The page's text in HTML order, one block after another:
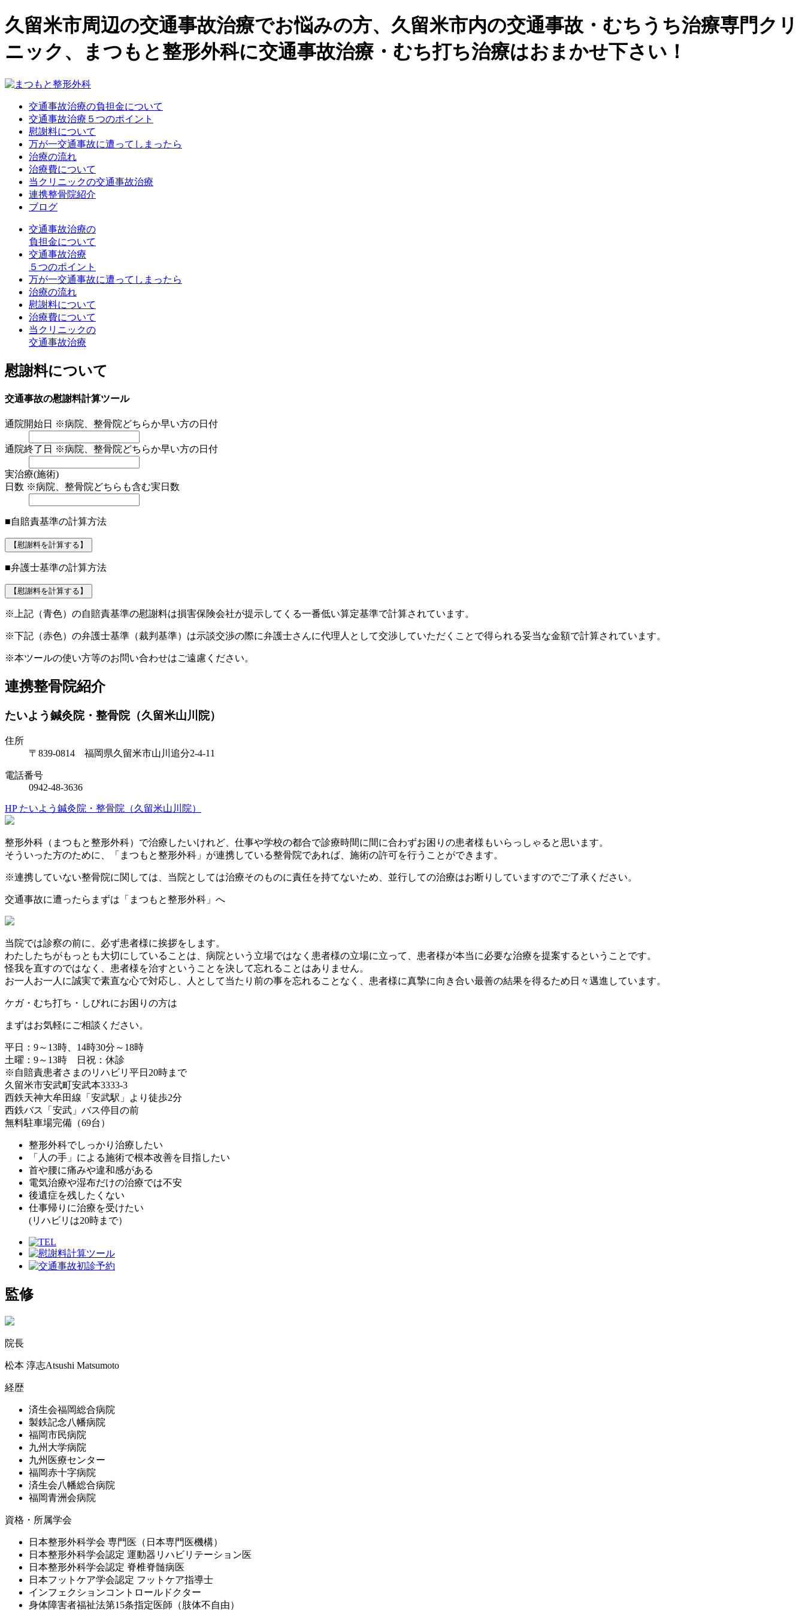
久留米市周辺の交通事故治療でお悩みの方、久留米市内の交通事故・むちうち治療専門クリ
ニック、まつもと整形外科に交通事故治療・むち打ち治療はおまかせ下さい！
交通事故治療の負担金について
交通事故治療５つのポイント
慰謝料について
万が一交通事故に遭ってしまったら
治療の流れ
治療費について
当クリニックの交通事故治療
連携整骨院紹介
ブログ
交通事故治療の
負担金について
交通事故治療
５つのポイント
万が一交通事故に遭ってしまったら
治療の流れ
慰謝料について
治療費について
当クリニックの
交通事故治療
慰謝料について
交通事故の慰謝料計算ツール
通院開始日 ※病院、整骨院どちらか早い方の日付
通院終了日 ※病院、整骨院どちらか早い方の日付
実治療(施術)
日数 ※病院、整骨院どちらも含む実日数
■自賠責基準の計算方法
【慰謝料を計算する】
■弁護士基準の計算方法
【慰謝料を計算する】
※上記（青色）の自賠責基準の慰謝料は損害保険会社が提示してくる一番低い算定基準で計算されています。
※下記（赤色）の弁護士基準（裁判基準）は示談交渉の際に弁護士さんに代理人として交渉していただくことで得られる妥当な金額で計算されています。
※本ツールの使い方等のお問い合わせはご遠慮ください。
連携整骨院紹介
たいよう鍼灸院・整骨院（久留米山川院）
住所
〒839-0814 福岡県久留米市山川追分2-4-11
電話番号
0942-48-3636
HP たいよう鍼灸院・整骨院（久留米山川院）
整形外科（まつもと整形外科）で治療したいけれど、仕事や学校の都合で診療時間に間に合わずお困りの患者様もいらっしゃると思います。
そういった方のために、「まつもと整形外科」が連携している整骨院であれば、施術の許可を行うことができます。
※連携していない整骨院に関しては、当院としては治療そのものに責任を持てないため、並行しての治療はお断りしていますのでご了承ください。
交通事故に遭ったらまずは 「まつもと整形外科」へ
当院では診察の前に、必ず患者様に挨拶をします。
わたしたちがもっとも大切にしていることは、病院という立場ではなく患者様の立場に立って、患者様が本当に必要な治療を提案するということです。
怪我を直すのではなく、患者様を治すということを決して忘れることはありません。
お一人お一人に誠実で素直な心で対応し、人として当たり前の事を忘れることなく、患者様に真摯に向き合い最善の結果を得るため日々邁進しています。
ケガ・むち打ち・しびれにお困りの方は
まずはお気軽にご相談ください。
平日：9～13時、14時30分～18時
土曜：9～13時 日祝：休診
※自賠責患者さまのリハビリ平日20時まで
久留米市安武町安武本3333-3
西鉄天神大牟田線「安武駅」より徒歩2分
西鉄バス「安武」バス停目の前
無料駐車場完備（69台）
整形外科でしっかり治療したい
「人の手」による施術で根本改善を目指したい
首や腰に痛みや違和感がある
電気治療や湿布だけの治療では不安
後遺症を残したくない
仕事帰りに治療を受けたい
(リハビリは20時まで）
監修
院長
松本 淳志Atsushi Matsumoto
経歴
済生会福岡総合病院
製鉄記念八幡病院
福岡市民病院
九州大学病院
九州医療センター
福岡赤十字病院
済生会八幡総合病院
福岡青洲会病院
資格・所属学会
日本整形外科学会 専門医（日本専門医機構）
日本整形外科学会認定 運動器リハビリテーション医
日本整形外科学会認定 脊椎脊髄病医
日本フットケア学会認定 フットケア指導士
インフェクションコントロールドクター
身体障害者福祉法第15条指定医師（肢体不自由）